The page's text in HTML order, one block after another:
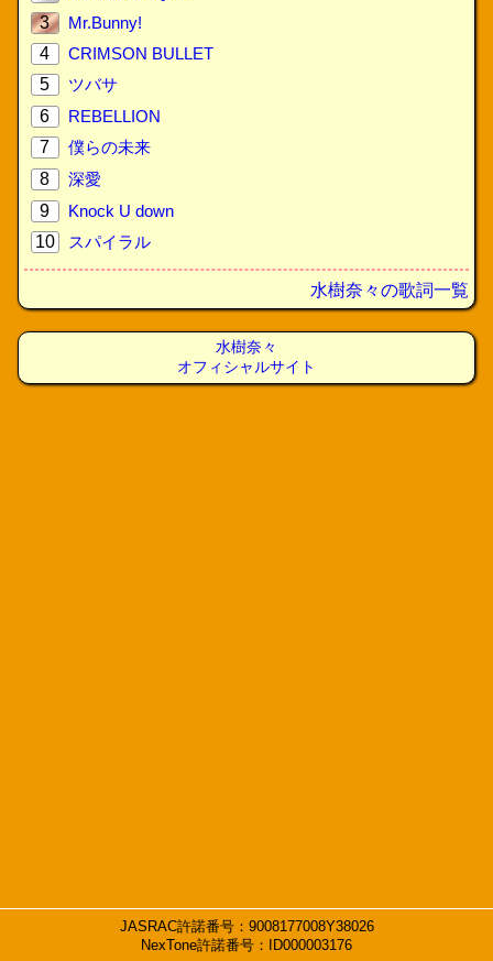
3
Mr.Bunny!
4
CRIMSON BULLET
5
ツバサ
6
REBELLION
7
僕らの未来
8
深愛
9
Knock U down
10
スパイラル
水樹奈々の歌詞一覧
水樹奈々
オフィシャルサイト
JASRAC許諾番号：9008177008Y38026
NexTone許諾番号：ID000003176